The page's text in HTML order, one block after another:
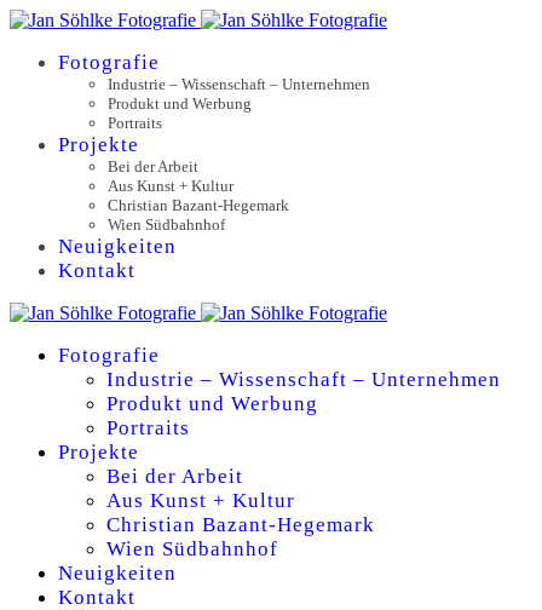
Fotografie
Industrie – Wissenschaft – Unternehmen
Produkt und Werbung
Portraits
Projekte
Bei der Arbeit
Aus Kunst + Kultur
Christian Bazant-Hegemark
Wien Südbahnhof
Neuigkeiten
Kontakt
Fotografie
Industrie – Wissenschaft – Unternehmen
Produkt und Werbung
Portraits
Projekte
Bei der Arbeit
Aus Kunst + Kultur
Christian Bazant-Hegemark
Wien Südbahnhof
Neuigkeiten
Kontakt